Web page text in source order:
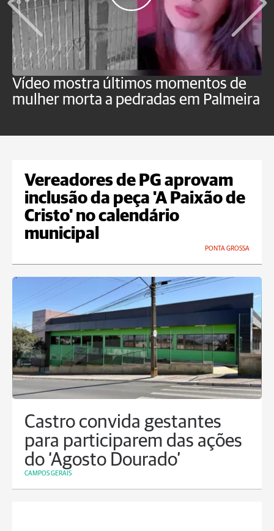
Vídeo mostra últimos momentos de
mulher morta a pedradas em Palmeira
Vereadores de PG aprovam
inclusão da peça 'A Paixão de
Cristo' no calendário
municipal
PONTA GROSSA
Castro convida gestantes
para participarem das ações
do ‘Agosto Dourado’
CAMPOS GERAIS